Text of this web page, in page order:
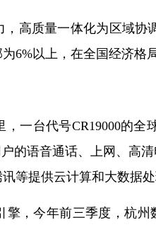
，高质量一体化为区域
6%以上，在全国经济格
一台代号CR19000的
的语音通话、上网、高
等提供云计算和大数据处
，今年前三季度，杭